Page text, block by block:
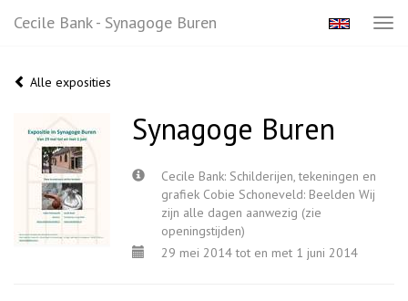
Cecile Bank - Synagoge Buren
Alle exposities
Synagoge Buren
Cecile Bank: Schilderijen, tekeningen en
grafiek Cobie Schoneveld: Beelden Wij
zijn alle dagen aanwezig (zie
openingstijden)
29 mei 2014 tot en met 1 juni 2014